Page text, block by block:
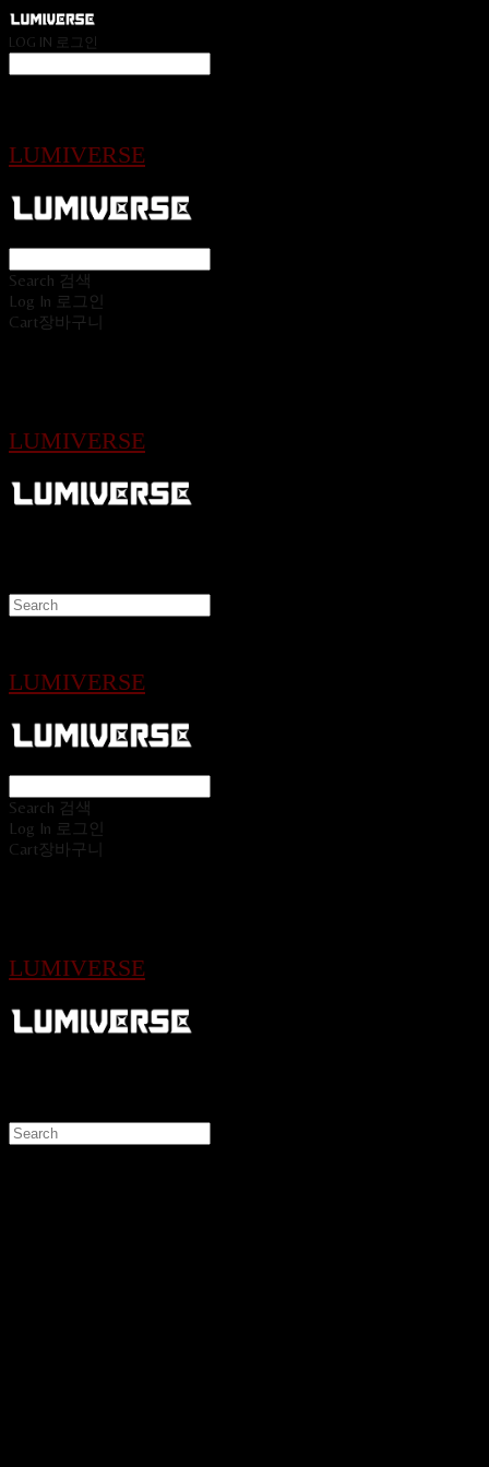
LOG IN 로그인
LUMIVERSE
Search 검색
Log In 로그인
Cart 장바구니
LUMIVERSE
LUMIVERSE
Search 검색
Log In 로그인
Cart 장바구니
LUMIVERSE